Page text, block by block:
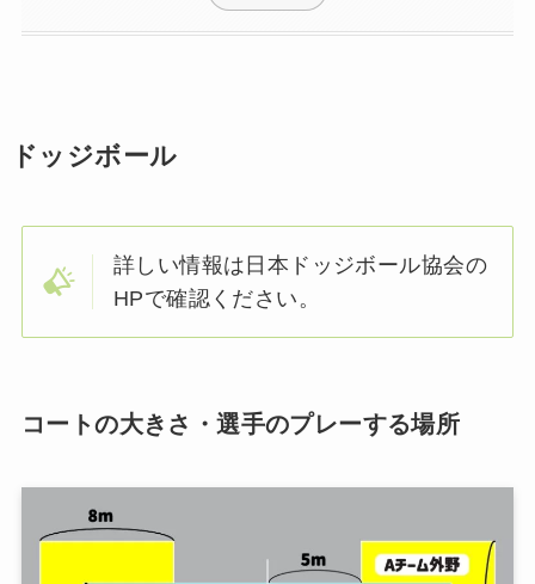
ドッジボール
詳しい情報は日本ドッジボール協会の
HPで確認ください。
コートの大きさ・選手のプレーする場所